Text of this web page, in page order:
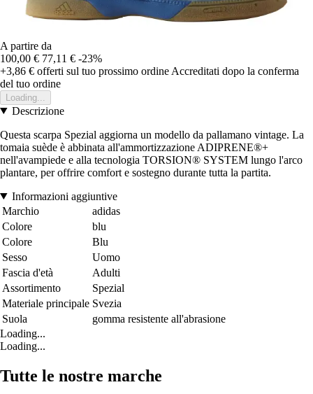
A partire da
100,00 € 77,11 € -23%
+3,86 € offerti sul tuo prossimo ordine Accreditati dopo la conferma
del tuo ordine
Loading...
Descrizione
Questa scarpa Spezial aggiorna un modello da pallamano vintage. La
tomaia suède è abbinata all'ammortizzazione ADIPRENE®+
nell'avampiede e alla tecnologia TORSION® SYSTEM lungo l'arco
plantare, per offrire comfort e sostegno durante tutta la partita.
Informazioni aggiuntive
Marchio
adidas
Colore
blu
Colore
Blu
Sesso
Uomo
Fascia d'età
Adulti
Assortimento
Spezial
Materiale principale Svezia
Suola
gomma resistente all'abrasione
Loading...
Loading...
Tutte le nostre marche